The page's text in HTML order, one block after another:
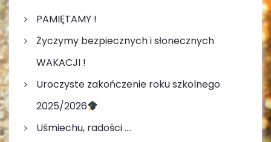
j
p
o
:
PAMIĘTAMY !
Życzymy bezpiecznych i słonecznych
WAKACJI !
Uroczyste zakończenie roku szkolnego
2025/2026
Uśmiechu, radości ….